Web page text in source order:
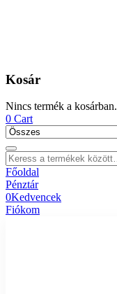
Kosár
Nincs termék a kosárban.
0 Cart
Főoldal
Pénztár
0Kedvencek
Fiókom